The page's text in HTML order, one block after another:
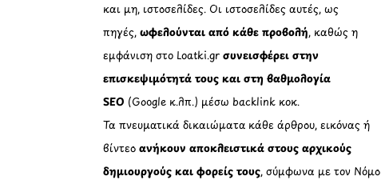
και μη, ιστοσελίδες. Οι ιστοσελίδες αυτές, ως
πηγές,ωφελούνται από κάθε προβολή, καθώς η
εμφάνιση στο Loatki.gr συνεισφέρει στην
επισκεψιμότητά τους και στη βαθμολογία
SEO (Google κ.λπ.) μέσω backlink κοκ.
Τα πνευματικά δικαιώματα κάθε άρθρου, εικόνας ή
βίντεοανήκουν αποκλειστικά στους αρχικούς
δημιουργούς και φορείς τους, σύμφωνα με τον Νόμο